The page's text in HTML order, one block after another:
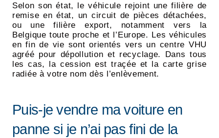
Selon son état, le véhicule rejoint une filière de
remise en état, un circuit de pièces détachées,
ou une filière export, notamment vers la
Belgique toute proche et l’Europe. Les véhicules
en fin de vie sont orientés vers un centre VHU
agréé pour dépollution et recyclage. Dans tous
les cas, la cession est traçée et la carte grise
radiée à votre nom dès l’enlèvement.
Puis-je vendre ma voiture en
panne si je n’ai pas fini de la